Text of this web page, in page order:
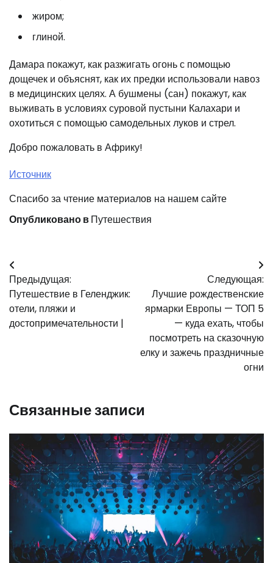
жиром;
глиной.
Дамара покажут, как разжигать огонь с помощью
дощечек и объяснят, как их предки использовали навоз
в медицинских целях. А бушмены (сан) покажут, как
выживать в условиях суровой пустыни Калахари и
охотиться с помощью самодельных луков и стрел.
Добро пожаловать в Африку!
Источник
Спасибо за чтение материалов на нашем сайте
Опубликовано вПутешествия
Навигация
по
записям
Предыдущая:
Путешествие в Геленджик:
отели, пляжи и
достопримечательности |
Следующая:
Лучшие рождественские
ярмарки Европы — ТОП 5
— куда ехать, чтобы
посмотреть на сказочную
елку и зажечь праздничные
огни
Связанные записи